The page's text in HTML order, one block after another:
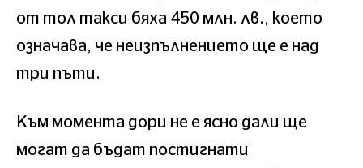
от тол такси бяха 450 млн. лв., което
означава, че неизпълнението ще е над
три пъти.
Към момента дори не е ясно дали ще
могат да бъдат постигнати